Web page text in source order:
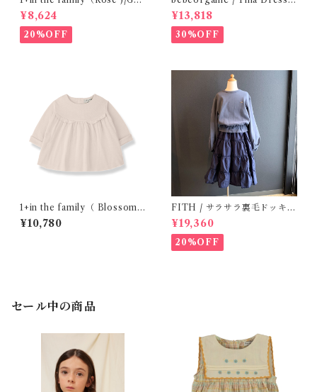
ALTA( 24-48m )
¥8,624
20%OFF
Green Gingham (4-8y)
¥13,818
30%OFF
1+in the family（ Blossom
)/FINA( 12・24m )
¥10,780
FITH / サラサラ裏毛ドッキン
グOP ( BL / 140 )
¥19,360
20%OFF
セール中の商品